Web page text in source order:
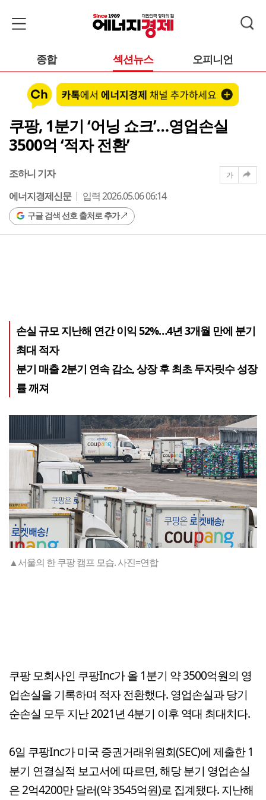
종합 섹션뉴스 오피니언
쿠팡, 1분기 ‘어닝 쇼크’…영업손실
3500억 ‘적자 전환’
조하니 기자
에너지경제신문
입력 2026.05.06 06:14
구글 검색 선호 출처로 추가
가
손실 규모 지난해 연간 이익 52%…4년 3개월 만에 분기
최대 적자
분기 매출 2분기 연속 감소, 상장 후 최초 두자릿수 성장
률 깨져
▲서울의 한 쿠팡 캠프 모습. 사진=연합
쿠팡 모회사인 쿠팡Inc가 올 1분기 약 3500억원의 영
업손실을 기록하며 적자 전환했다. 영업손실과 당기
순손실 모두 지난 2021년 4분기 이후 역대 최대치다.
6일 쿠팡Inc가 미국 증권거래위원회(SEC)에 제출한 1
분기 연결실적 보고서에 따르면, 해당 분기 영업손실
은 2억4200만 달러(약 3545억원)로 집계됐다. 지난해